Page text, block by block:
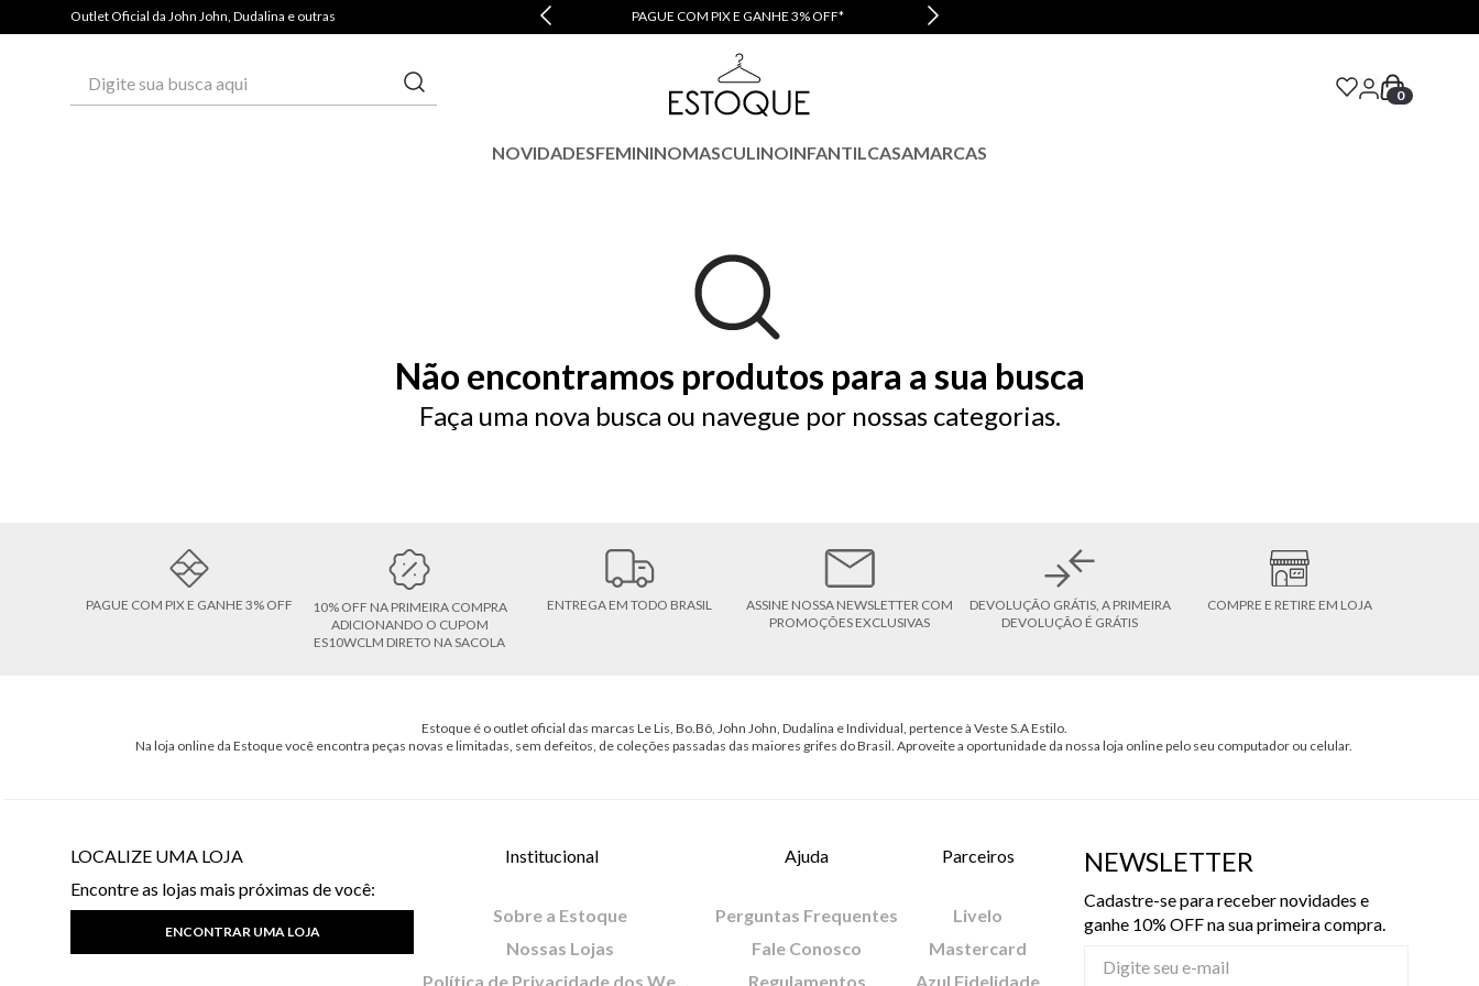
Outlet Oficial da John John, Dudalina e outras PAGUE COM PIX E GANHE 3% OFF*
0
NOVIDADESFEMININOMASCULINOINFANTILCASAMARCAS
Não encontramos produtos para a sua busca
Faça uma nova busca ou navegue por nossas categorias.
PAGUE COM PIX E GANHE 3% OFF
10% OFF NA PRIMEIRA COMPRA
ADICIONANDO O CUPOM
ES10WCLM DIRETO NA SACOLA
ENTREGA EM TODO BRASIL
ASSINE NOSSA NEWSLETTER COM
PROMOÇÕES EXCLUSIVAS
DEVOLUÇÃO GRÁTIS, A PRIMEIRA
DEVOLUÇÃO É GRÁTIS
COMPRE E RETIRE EM LOJA
Estoque é o outlet oficial das marcas Le Lis, Bo.Bô, John John, Dudalina e Individual, pertence à Veste S.A Estilo.
Na loja online da Estoque você encontra peças novas e limitadas, sem defeitos, de coleções passadas das maiores grifes do Brasil. Aproveite a oportunidade da nossa loja online pelo seu computador ou celular.
LOCALIZE UMA LOJA
Encontre as lojas mais próximas de você:
ENCONTRAR UMA LOJA
Institucional
Sobre a Estoque
Nossas Lojas
Ajuda
Perguntas Frequentes
Fale Conosco
Regulamentos
Parceiros
Livelo
Mastercard
Azul Fidelidade
NEWSLETTER
Cadastre-se para receber novidades e
ganhe 10% OFF na sua primeira compra.